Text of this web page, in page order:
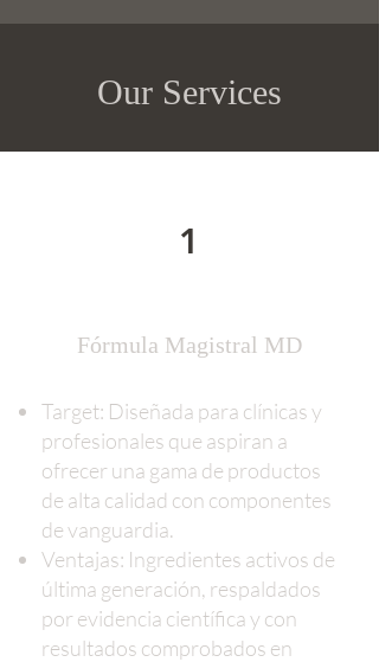
Our Services
1
Fórmula Magistral MD
Target: Diseñada para clínicas y
profesionales que aspiran a
ofrecer una gama de productos
de alta calidad con componentes
de vanguardia.
Ventajas: Ingredientes activos de
última generación, respaldados
por evidencia científica y con
resultados comprobados en